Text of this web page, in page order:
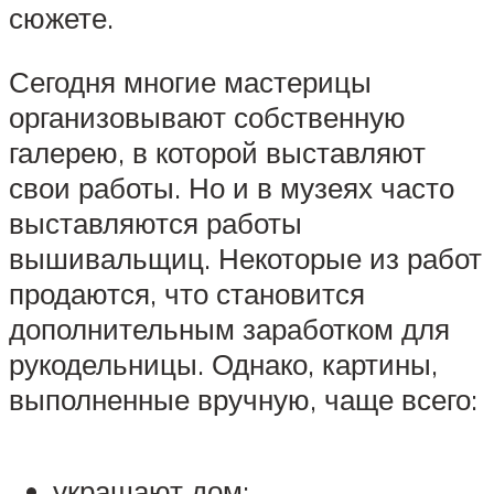
сюжете.
Сегодня многие мастерицы
организовывают собственную
галерею, в которой выставляют
свои работы. Но и в музеях часто
выставляются работы
вышивальщиц. Некоторые из работ
продаются, что становится
дополнительным заработком для
рукодельницы. Однако, картины,
выполненные вручную, чаще всего: